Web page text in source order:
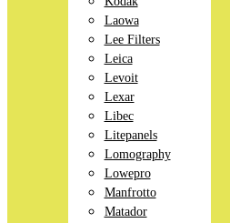
Laowa
Lee Filters
Leica
Levoit
Lexar
Libec
Litepanels
Lomography
Lowepro
Manfrotto
Matador